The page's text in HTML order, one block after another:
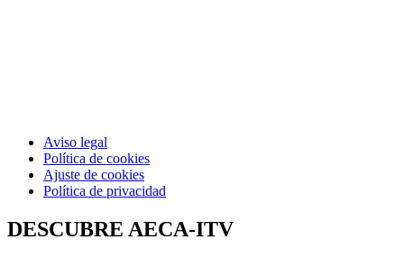
Aviso legal
Política de cookies
Ajuste de cookies
Política de privacidad
DESCUBRE AECA-ITV